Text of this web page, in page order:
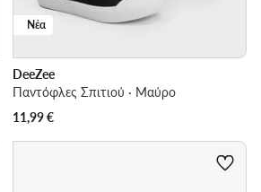
Νέα
DeeZee
Παντόφλες Σπιτιού · Μαύρο
11,99€